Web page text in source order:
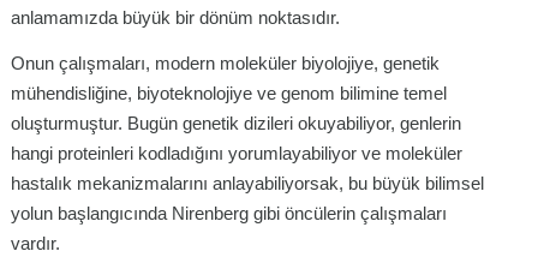
anlamamızda büyük bir dönüm noktasıdır.
Onun çalışmaları, modern moleküler biyolojiye, genetik
mühendisliğine, biyoteknolojiye ve genom bilimine temel
oluşturmuştur. Bugün genetik dizileri okuyabiliyor, genlerin
hangi proteinleri kodladığını yorumlayabiliyor ve moleküler
hastalık mekanizmalarını anlayabiliyorsak, bu büyük bilimsel
yolun başlangıcında Nirenberg gibi öncülerin çalışmaları
vardır.